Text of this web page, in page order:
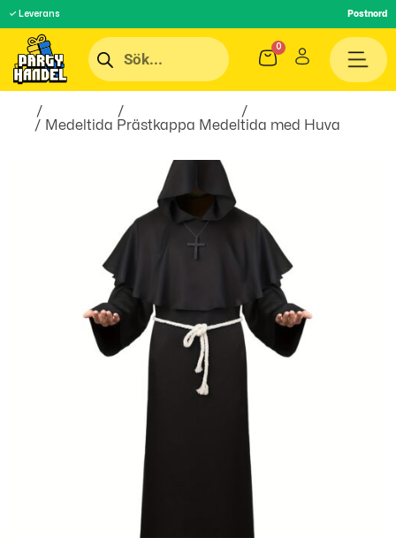
✓ Leverans Postnord
/ / /
/ Medeltida Prästkappa Medeltida med Huva